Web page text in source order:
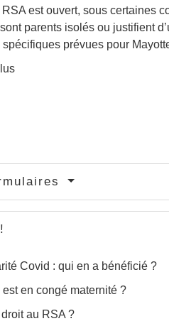
est ouvert, sous certaines
parents isolés ou justifient
prévues pour
Covid : qui en a bénéficié ?
en congé maternité ?
au RSA ?